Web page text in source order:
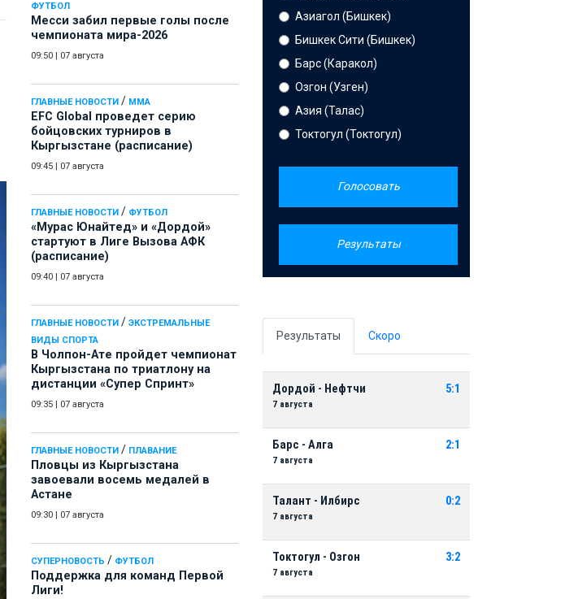
ФУТБОЛ
Месси забил первые голы после
чемпионата мира-2026
09:50 07 августа
ГЛАВНЫЕ НОВОСТИ / ММА
EFC Global проведет серию
бойцовских турниров в
Кыргызстане (расписание)
09:45 07 августа
ГЛАВНЫЕ НОВОСТИ / ФУТБОЛ
«Мурас Юнайтед» и «Дордой»
стартуют в Лиге Вызова АФК
(расписание)
09:40 07 августа
ГЛАВНЫЕ НОВОСТИ / ЭКСТРЕМАЛЬНЫЕ
ВИДЫ СПОРТА
В Чолпон-Ате пройдет чемпионат
Кыргызстана по триатлону на
дистанции «Супер Спринт»
09:35 07 августа
ГЛАВНЫЕ НОВОСТИ / ПЛАВАНИЕ
Пловцы из Кыргызстана
завоевали восемь медалей в
Астане
09:30 07 августа
СУПЕРНОВОСТЬ / ФУТБОЛ
Поддержка для команд Первой
Лиги!
Азиагол (Бишкек)
Бишкек Сити (Бишкек)
Барс (Каракол)
Озгон (Узген)
Азия (Талас)
Токтогул (Токтогул)
Голосовать
Результаты
Результаты Скоро
Дордой - Нефтчи
7 августа
5:1
Барс - Алга
7 августа
2:1
Талант - Илбирс
7 августа
0:2
Токтогул - Озгон
7 августа
3:2